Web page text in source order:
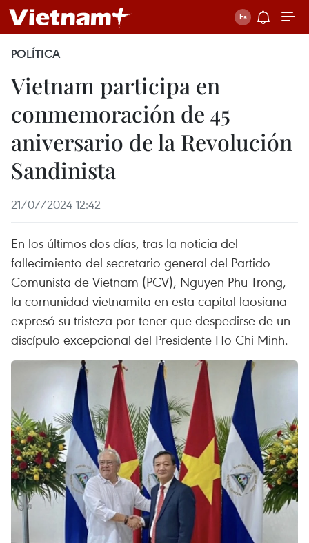
POLÍTICA
Vietnam participa en
conmemoración de 45
aniversario de la Revolución
Sandinista
21/07/2024 12:42
En los últimos dos días, tras la noticia del
fallecimiento del secretario general del Partido
Comunista de Vietnam (PCV), Nguyen Phu Trong,
la comunidad vietnamita en esta capital laosiana
expresó su tristeza por tener que despedirse de un
discípulo excepcional del Presidente Ho Chi Minh.